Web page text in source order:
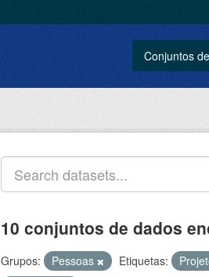
Conjuntos
10 conjuntos de dados
Grupos: Pessoas Etiquetas: